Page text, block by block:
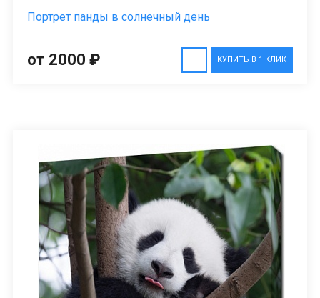
Портрет панды в солнечный день
КУПИТЬ В 1 КЛИК
от 2000 ₽